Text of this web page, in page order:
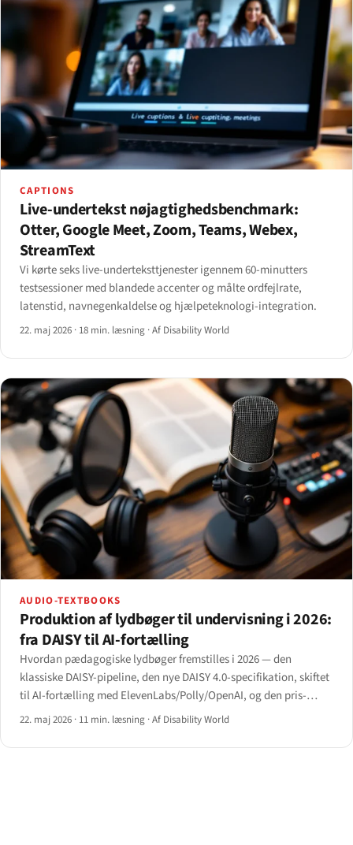
CAPTIONS
Live-undertekst nøjagtighedsbenchmark:
Otter, Google Meet, Zoom, Teams, Webex,
StreamText
Vi kørte seks live-underteksttjenester igennem 60-minutters
testsessioner med blandede accenter og målte ordfejlrate,
latenstid, navnegenkaldelse og hjælpeteknologi-integration.
22. maj 2026 · 18 min. læsning ·Af Disability World
AUDIO-TEXTBOOKS
Produktion af lydbøger til undervisning i 2026:
fra DAISY til AI-fortælling
Hvordan pædagogiske lydbøger fremstilles i 2026 — den
klassiske DAISY-pipeline, den nye DAISY 4.0-specifikation, skiftet
til AI-fortælling med ElevenLabs/Polly/OpenAI, og den pris-
kvalitets-afvejning, der stadig adskiller en studiebog fra en
22. maj 2026 · 11 min. læsning ·Af Disability World